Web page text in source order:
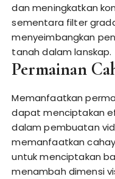
dan meningkatkan
sementara filter
menyeimbangkan
tanah dalam lanskap.
Permainan
Memanfaatkan
dapat menciptakan
dalam pembuatan
memanfaatkan
untuk menciptakan
menambah dimensi